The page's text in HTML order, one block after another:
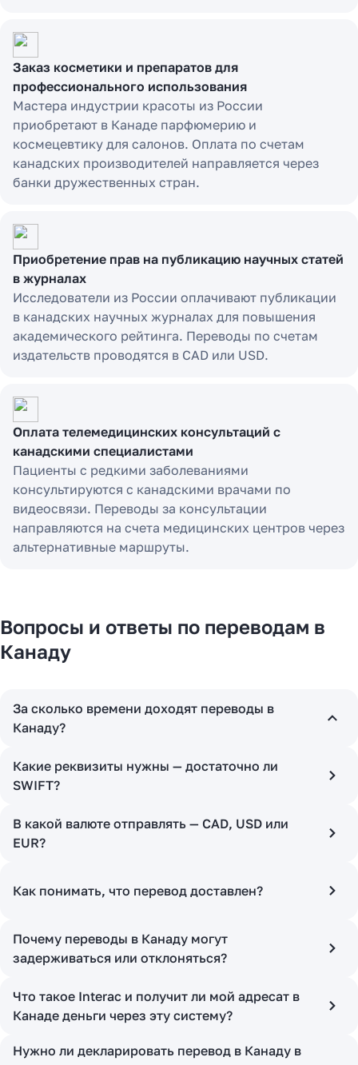
Заказ косметики и препаратов для
профессионального использования
Мастера индустрии красоты из России
приобретают в Канаде парфюмерию и
космецевтику для салонов. Оплата по счетам
канадских производителей направляется через
банки дружественных стран.
Приобретение прав на публикацию научных статей
в журналах
Исследователи из России оплачивают публикации
в канадских научных журналах для повышения
академического рейтинга. Переводы по счетам
издательств проводятся в CAD или USD.
Оплата телемедицинских консультаций с
канадскими специалистами
Пациенты с редкими заболеваниями
консультируются с канадскими врачами по
видеосвязи. Переводы за консультации
направляются на счета медицинских центров через
альтернативные маршруты.
Вопросы и ответы по переводам в
Канаду
За сколько времени доходят переводы в
Канаду?
Какие реквизиты нужны — достаточно ли
SWIFT?
В какой валюте отправлять — CAD, USD или
EUR?
Как понимать, что перевод доставлен?
Почему переводы в Канаду могут
задерживаться или отклоняться?
Что такое Interac и получит ли мой адресат в
Канаде деньги через эту систему?
Нужно ли декларировать перевод в Канаду в